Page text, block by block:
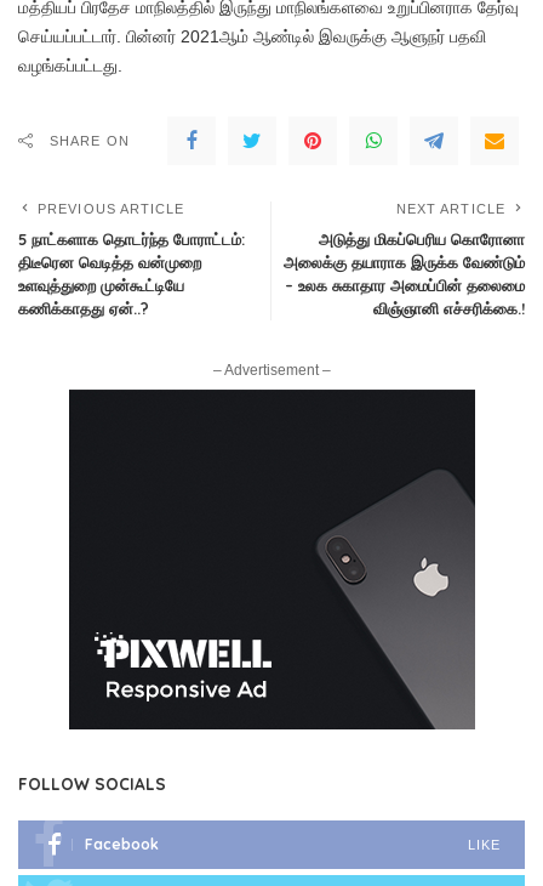
மத்தியப் பிரதேச மாநிலத்தில் இருந்து மாநிலங்களவை உறுப்பினராக தேர்வு
செய்யப்பட்டார். பின்னர் 2021ஆம் ஆண்டில் இவருக்கு ஆளுநர் பதவி
வழங்கப்பட்டது.
SHARE ON
PREVIOUS ARTICLE
5 நாட்களாக தொடர்ந்த போராட்டம்:
திடீரென வெடித்த வன்முறை
உளவுத்துறை முன்கூட்டியே
கணிக்காதது ஏன்..?
NEXT ARTICLE
அடுத்து மிகப்பெரிய கொரோனா
அலைக்கு தயாராக இருக்க வேண்டும்
– உலக சுகாதார அமைப்பின் தலைமை
விஞ்ஞானி எச்சரிக்கை.!
– Advertisement –
FOLLOW SOCIALS
Facebook LIKE